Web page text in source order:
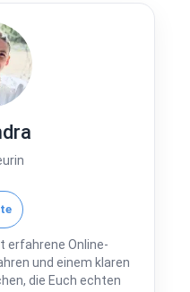
erfahrene Online-
und einem klaren
die Euch echten